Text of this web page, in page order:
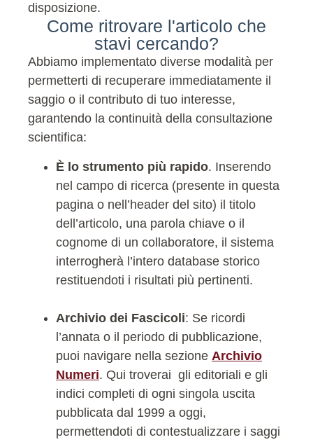
disposizione.
Come ritrovare l'articolo che
stavi cercando?
Abbiamo implementato diverse modalità per
permetterti di recuperare immediatamente il
saggio o il contributo di tuo interesse,
garantendo la continuità della consultazione
scientifica:
È lo strumento più rapido. Inserendo
nel campo di ricerca (presente in questa
pagina o nell’header del sito) il titolo
dell’articolo, una parola chiave o il
cognome di un collaboratore, il sistema
interrogherà l’intero database storico
restituendoti i risultati più pertinenti.
Archivio dei Fascicoli: Se ricordi
l’annata o il periodo di pubblicazione,
puoi navigare nella sezione Archivio
Numeri. Qui troverai gli editoriali e gli
indici completi di ogni singola uscita
pubblicata dal 1999 a oggi,
permettendoti di contestualizzare i saggi